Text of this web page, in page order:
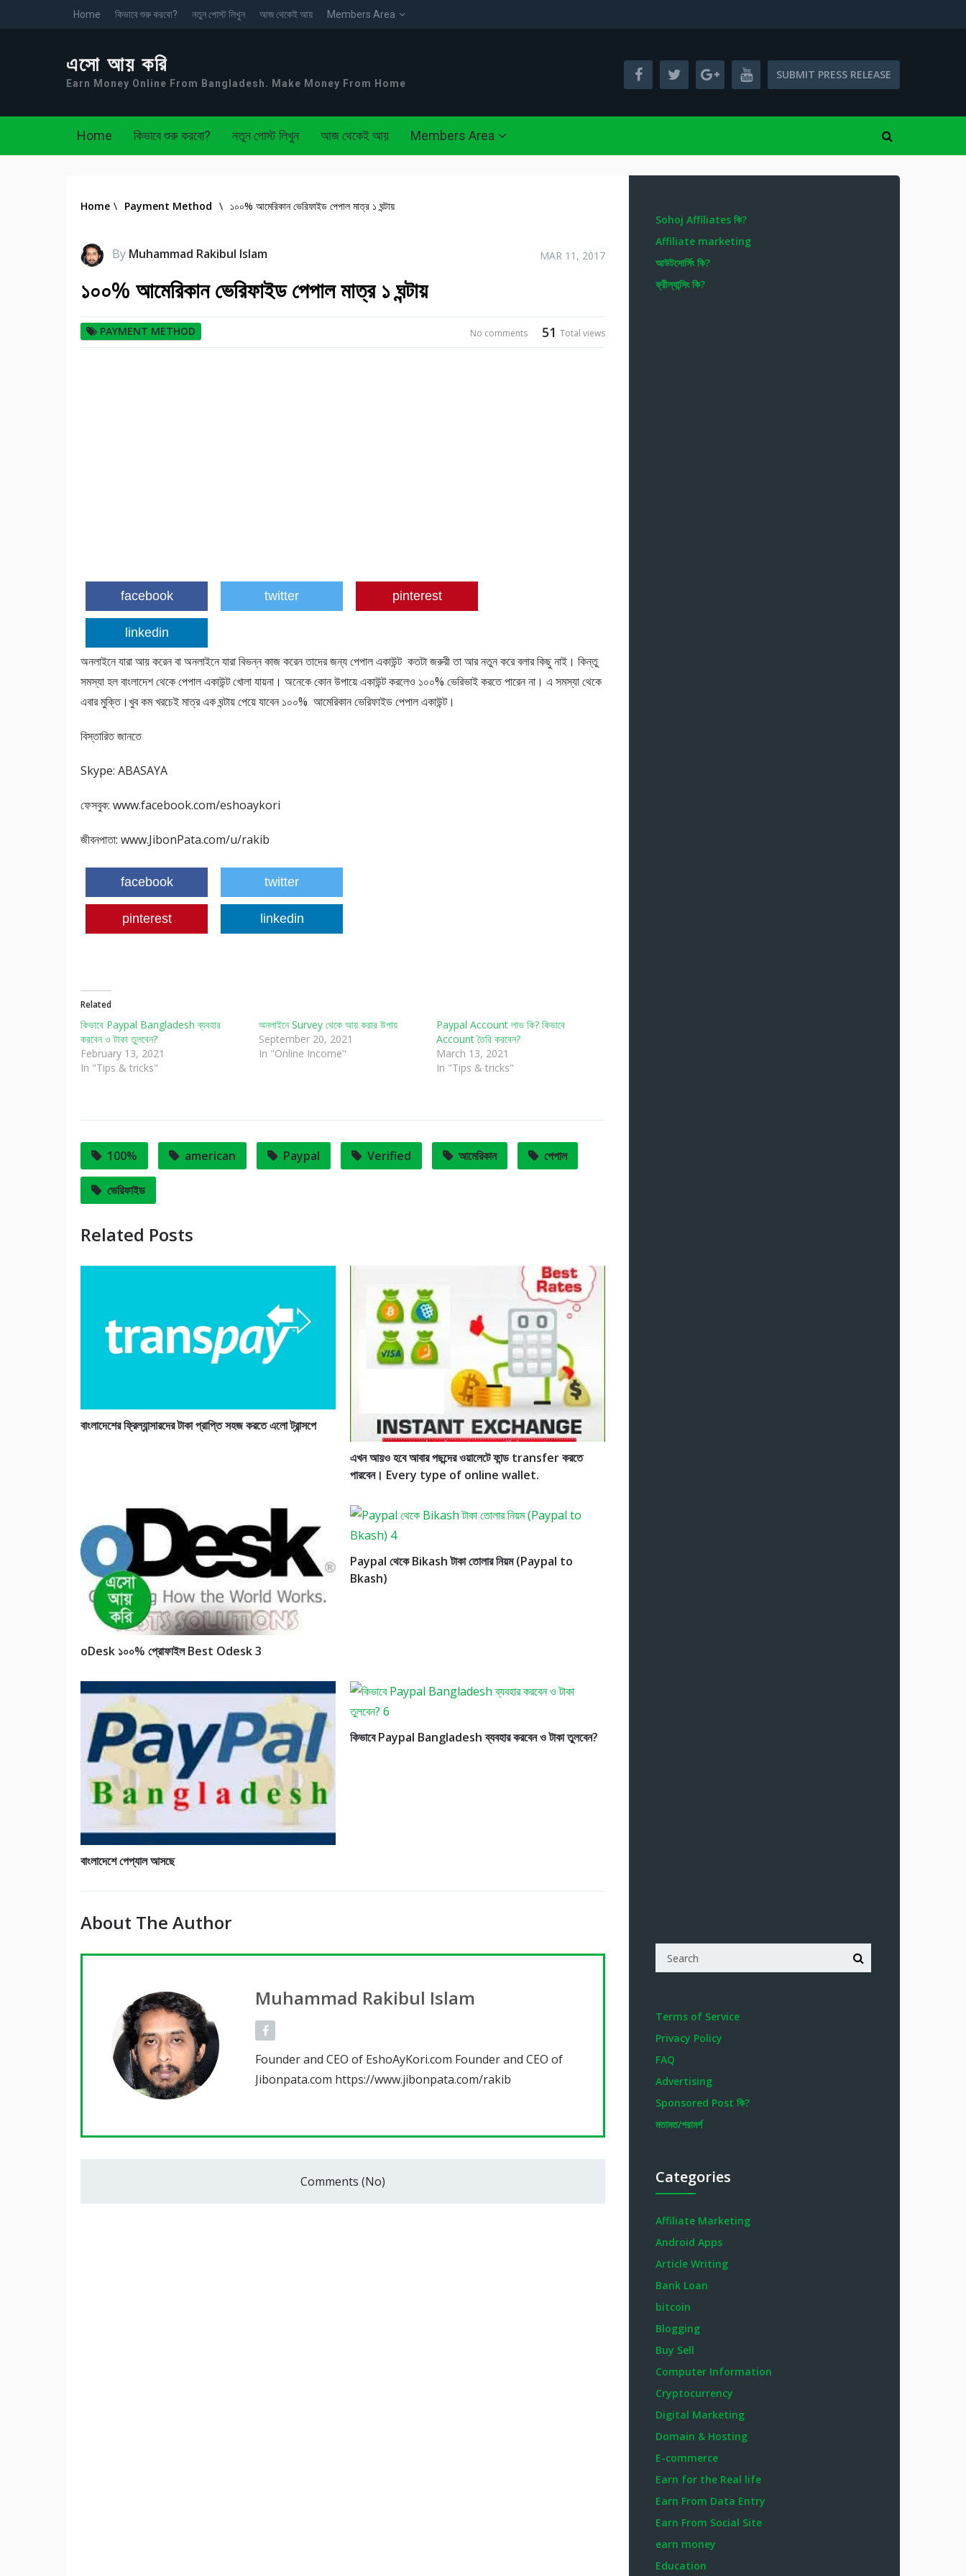
Home কিভাবে শুরু করবো? নতুন পোস্ট লিখুন আজ থেকেই আয় Members Area
এসো আয় করি
Earn Money Online From Bangladesh. Make Money From Home
SUBMIT PRESS RELEASE
Home কিভাবে শুরু করবো? নতুন পোস্ট লিখুন আজ থেকেই আয় Members Area
Home \ Payment Method \ ১০০% আমেরিকান ভেরিফাইড পেপাল মাত্র ১ ঘন্টায়
By Muhammad Rakibul Islam MAR 11, 2017
১০০% আমেরিকান ভেরিফাইড পেপাল মাত্র ১ ঘন্টায়
PAYMENT METHOD 51 Total views
No comments
facebook twitter pinterest
linkedin
অনলাইনে যারা আয় করেন বা অনলাইনে যারা বিভন্ন কাজ করেন তাদের জন্য পেপাল একাউন্ট কতটা জরুরী তা আর নতুন করে বলার কিছু নাই। কিন্তু
সমস্যা হল বাংলাদেশ থেকে পেপাল একাউন্ট খোলা যায়না। অনেকে কোন উপায়ে একাউন্ট করলেও ১০০% ভেরিভাই করতে পারেন না। এ সমস্যা থেকে
এবার মুক্তি।খুব কম খরচেই মাত্র এক ঘন্টায় পেয়ে যাবেন ১০০% আমেরিকান ভেরিফাইড পেপাল একাউন্ট।
বিস্তারিত জানতে
Skype: ABASAYA
ফেসবুক: www.facebook.com/eshoaykori
জীবনপাতা: www.JibonPata.com/u/rakib
facebook twitter
pinterest linkedin
Related
কিভাবে Paypal Bangladesh ব্যবহার
করবেন ও টাকা তুলবেন?
February 13, 2021
In "Tips & tricks"
অনলাইনে Survey থেকে আয় করার উপায়
September 20, 2021
In "Online Income"
Paypal Account লাভ কি? কিভাবে
Account তৈরি করবেন?
March 13, 2021
In "Tips & tricks"
100% american Paypal Verified আমেরিকান পেপাল
ভেরিফাইড
Related Posts
বাংলাদেশের ফ্রিল্যান্সারদের টাকা প্রাপ্তি সহজ করতে এলো ট্রান্সপে
এখন আয়ও হবে আবার পছন্দের ওয়ালেটে ফান্ড transfer করতে
পারবেন। Every type of online wallet.
oDesk ১০০% প্রোফাইল Best Odesk 3
Paypal থেকে Bikash টাকা তোলার নিয়ম (Paypal to
Bkash)
বাংলাদেশে পেপ্যাল আসছে
কিভাবে Paypal Bangladesh ব্যবহার করবেন ও টাকা তুলবেন?
About The Author
Muhammad Rakibul Islam
Founder and CEO of EshoAyKori.com Founder and CEO of
Jibonpata.com https://www.jibonpata.com/rakib
Comments (No)
Sohoj Affiliates কি?
Affiliate marketing
আউটসোর্সিং কি?
ফ্রীল্যান্সিং কি?
Terms of Service
Privacy Policy
FAQ
Advertising
Sponsored Post কি?
মতামত/পরামর্শ
Categories
Affiliate Marketing
Android Apps
Article Writing
Bank Loan
bitcoin
Blogging
Buy Sell
Computer Information
Cryptocurrency
Digital Marketing
Domain & Hosting
E-commerce
Earn for the Real life
Earn From Data Entry
Earn From Social Site
earn money
Education